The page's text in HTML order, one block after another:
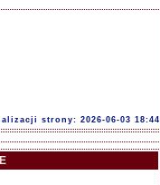
strony: 2026-06-03 18:44